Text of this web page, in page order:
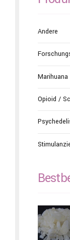
Andere
Marihuana
Opioid /